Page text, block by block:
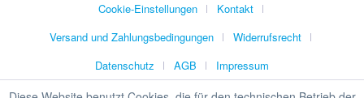
Cookie-Einstellungen
Kontakt
Versand und Zahlungsbedingungen
Widerrufsrecht
Datenschutz
AGB Impressum